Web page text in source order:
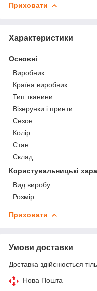
Приховати
Характеристики
Основні
Виробник
Країна виробник
Тип тканини
Візерунки і принти
Сезон
Колір
Стан
Склад
Користувальницькі
Вид виробу
Розмір
Приховати
Умови доставки
Доставка здійснюється
Нова Пошта